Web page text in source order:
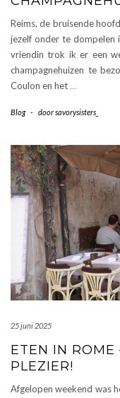
Reims, de bruisende
jezelf onder te dompelen
vriendin trok ik er een
champagnehuizen te
Coulon en het …
Blog - doorsavorysisters_
25 juni 2025
ETEN IN
PLEZIER!
Afgelopen weekend was